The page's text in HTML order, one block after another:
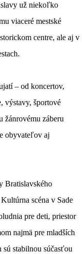
už niekoľko
viaceré mestské
centre, ale aj v
– od koncertov,
výstavy, športové
záberu
obyvateľov aj
Bratislavského
scéna v Sade
pre deti, priestor
najmä pre mladších
stabilnou súčasťou